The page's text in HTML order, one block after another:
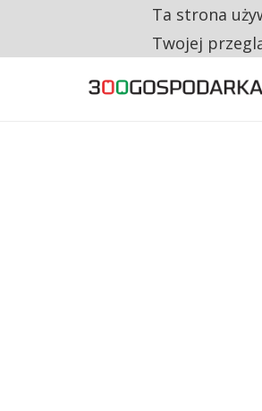
RESTRYKCJE
Ta strona
Twojej